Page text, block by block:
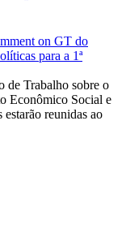
on GT do
para a 1ª
de Trabalho sobre o
Econômico Social e
reunidas ao